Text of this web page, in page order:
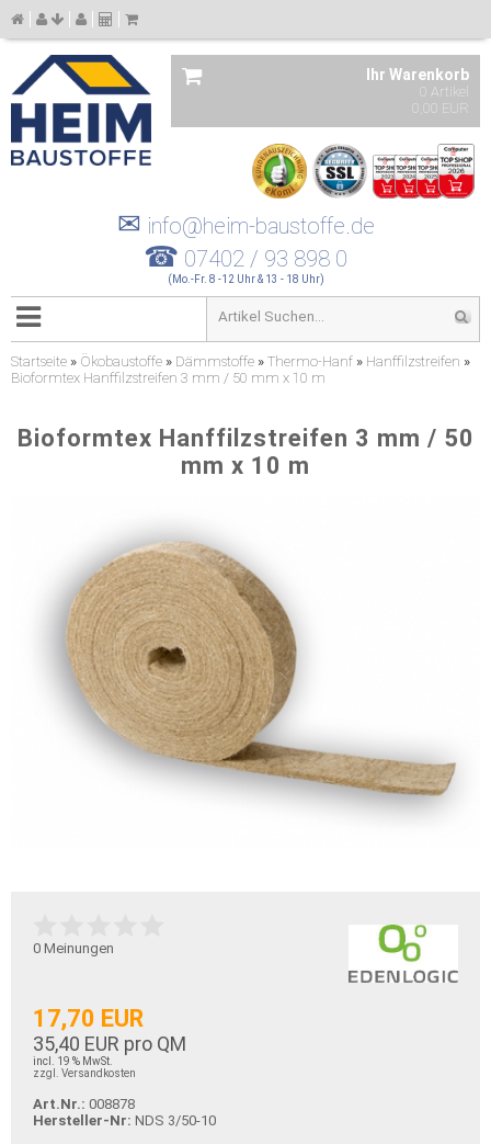
Ihr Warenkorb
0 Artikel
0,00 EUR
✉ info@heim-baustoffe.de
☎ 07402 / 93 898 0
(Mo.-Fr. 8 -12 Uhr & 13 - 18 Uhr)
Startseite » Ökobaustoffe » Dämmstoffe » Thermo-Hanf » Hanffilzstreifen »
Bioformtex Hanffilzstreifen 3 mm / 50 mm x 10 m
Bioformtex Hanffilzstreifen 3 mm / 50
mm x 10 m
0 Meinungen
17,70 EUR
35,40 EUR pro QM
incl. 19 % MwSt.
zzgl. Versandkosten
Art.Nr.: 008878
Hersteller-Nr: NDS 3/50-10